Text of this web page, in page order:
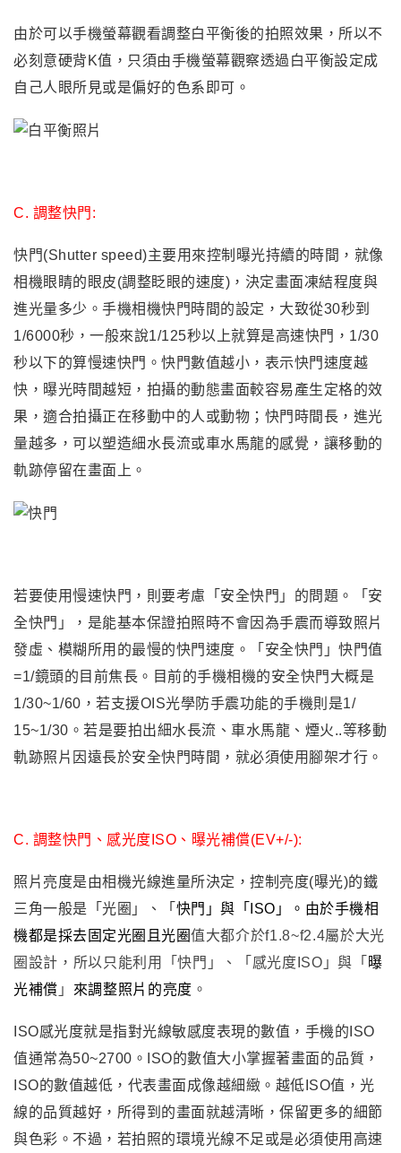
由於可以手機螢幕觀看調整白平衡後的拍照效果 ，所以不
必刻意硬背 K值 ，只須由手機螢幕觀察透過白平衡設定成
自己人眼所見或是偏好的色系即可 。
C. 調整快門:
快門(Shutter speed)主要用來控制曝光持續的時間，就像
相機眼睛的眼皮(調整眨眼的速度) ， 決定畫面凍結程度與
進光量多少。手機相機快門時間的設定，大致從30秒到
1/6000秒 ， 一般來說1/125秒以上就算是高速快門，1/30
秒以下的算慢速快門。快門數值越小，表示快門速度越
快，曝光時間越短，拍攝的動態畫面較容易產生定格的效
果，適合拍攝正在移動中的人或動物；快門時間長，進光
量越多 ， 可以塑造細水長流或車水馬龍的感覺，讓移動的
軌跡停留在畫面上。
若要使用慢速快門 ，則要考慮 「安全快門」 的問題 。
「安
全快門」
， 是能基本保證拍照時不會因為手震而導致照片
發虛、模糊所用的最慢的快門速度。「安全快門」快門值
=1/鏡頭的目前焦長。目前的手機相機的安全快門大概是
1/30~1/60 ， 若支援OIS光學防手震功能的手機則是1/
15~1/30 。若是要拍出細水長流 、 車水馬龍 、煙火..等移動
軌跡照片因遠長於安全快門時間 ， 就必須使用腳架才行 。
C. 調整快門 、感光度 ISO 、曝光補償(EV+/-):
照片亮度是由相機光線進量所決定 ， 控制亮度(曝光)的鐵
三角一般是 「 光圈 」 、 「 快門 」與 「 ISO 」
。由於手機相
機都是採去固定光圈且光圈值大都介於f1.8~f2.4屬於大光
圈設計 ， 所以只能利用 「快門」 、 「感光度ISO」與 「 曝
光補償 」 來調整照片的亮度 。
ISO感光度就是指對光線敏感度表現的數值 ，手機的ISO
值通常為50~2700 。ISO的數值大小掌握著畫面的品質，
ISO的數值越低，代表畫面成像越細緻。越低ISO值，光
線的品質越好，所得到的畫面就越清晰，保留更多的細節
與色彩。不過 ，若拍照的環境光線不足或是必須使用高速